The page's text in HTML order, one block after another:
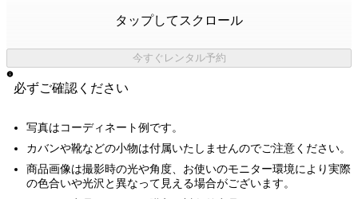
タップしてスクロール
今すぐレンタル予約
必ずご確認ください
写真はコーディネート例です。
カバンや靴などの小物は付属いたしませんのでご注意ください。
商品画像は撮影時の光や角度、お使いのモニター環境により実際
の色合いや光沢と異なって見える場合がございます。